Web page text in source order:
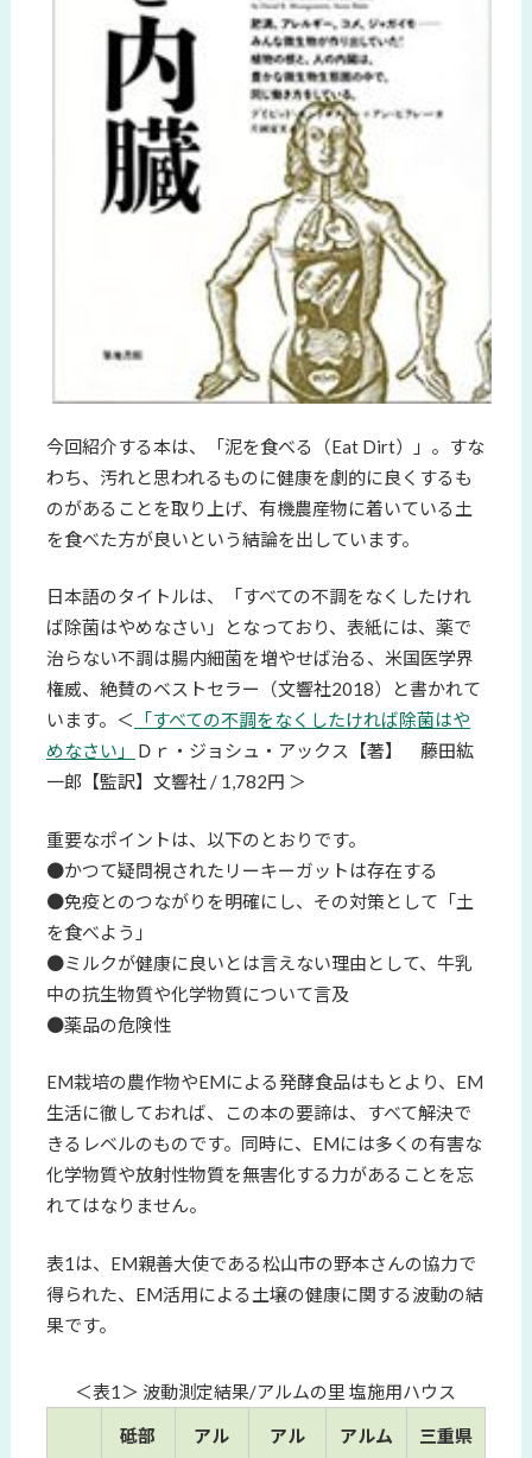
今回紹介する本は、「泥を食べる（Eat Dirt）」。すな
わち、汚れと思われるものに健康を劇的に良くするも
のがあることを取り上げ、有機農産物に着いている土
を食べた方が良いという結論を出しています。
日本語のタイトルは、「すべての不調をなくしたけれ
ば除菌はやめなさい」となっており、表紙には、薬で
治らない不調は腸内細菌を増やせば治る、米国医学界
権威、絶賛のベストセラー（文響社2018）と書かれて
います。＜
「すべての不調をなくしたければ除菌はや
めなさい」
Ｄｒ・ジョシュ・アックス【著】 藤田紘
一郎【監訳】文響社 / 1,782円 ＞
重要なポイントは、以下のとおりです。
●かつて疑問視されたリーキーガットは存在する
●免疫とのつながりを明確にし、その対策として「土
を食べよう」
●ミルクが健康に良いとは言えない理由として、牛乳
中の抗生物質や化学物質について言及
●薬品の危険性
EM栽培の農作物やEMによる発酵食品はもとより、EM
生活に徹しておれば、この本の要諦は、すべて解決で
きるレベルのものです。同時に、EMには多くの有害な
化学物質や放射性物質を無害化する力があることを忘
れてはなりません。
表1は、EM親善大使である松山市の野本さんの協力で
得られた、EM活用による土壌の健康に関する波動の結
果です。
＜表1＞ 波動測定結果/アルムの里 塩施用ハウス
砥部
アル
アル
アルム
三重県